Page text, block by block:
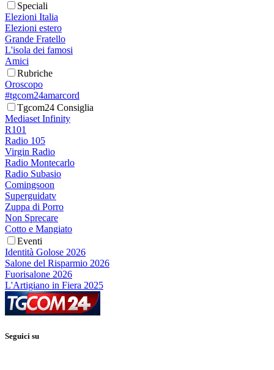
Speciali
Elezioni Italia
Elezioni estero
Grande Fratello
L'isola dei famosi
Amici
Rubriche
Oroscopo
#tgcom24amarcord
Tgcom24 Consiglia
Mediaset Infinity
R101
Radio 105
Virgin Radio
Radio Montecarlo
Radio Subasio
Comingsoon
Superguidatv
Zuppa di Porro
Non Sprecare
Cotto e Mangiato
Eventi
Identità Golose 2026
Salone del Risparmio 2026
Fuorisalone 2026
L'Artigiano in Fiera 2025
Seguici su